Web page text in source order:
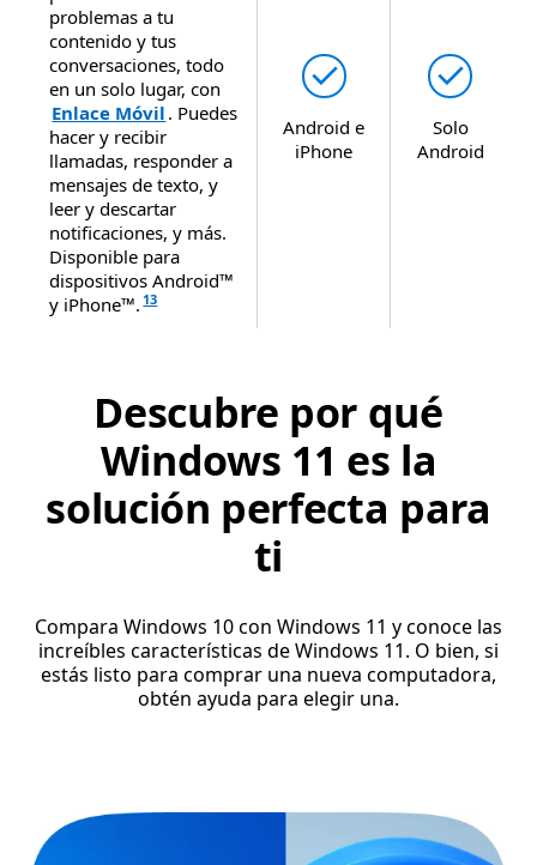
problemas a tu
contenido y tus
conversaciones, todo
en un solo lugar, con
Enlace Móvil . Puedes
hacer y recibir
llamadas, responder a
mensajes de texto, y
leer y descartar
notificaciones, y más.
Disponible para
dispositivos Android™
y iPhone™. 13
Disponible
Android e
iPhone

Solo
Android
Descubre por qué
Windows 11 es la
solución perfecta para
ti
Compara Windows 10 con Windows 11 y conoce las
increíbles características de Windows 11. O bien, si
estás listo para comprar una nueva computadora,
obtén ayuda para elegir una.